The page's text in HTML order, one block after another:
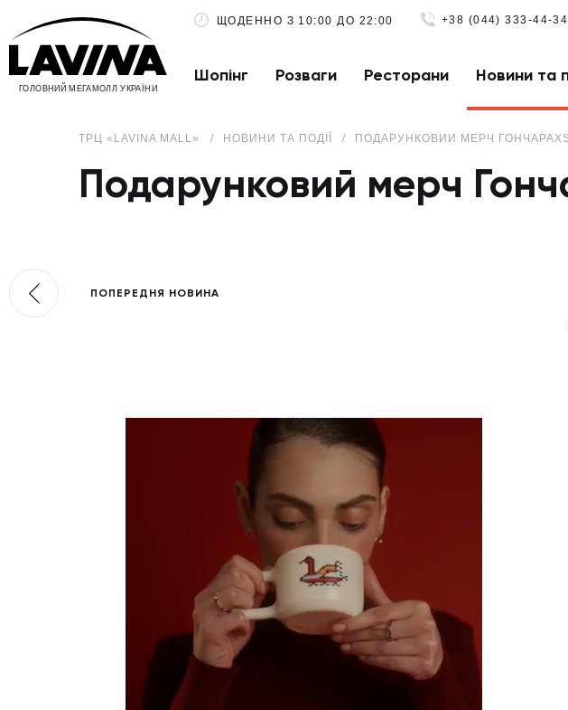
ГОЛОВНИЙ МЕГАМОЛЛ УКРАЇНИ
ЩОДЕННО З 10:00 ДО 22:00 +38 (044) 333-44-34
Шопінг Розваги Ресторани Новини та
ТРЦ «LAVINA MALL» НОВИНИ ТА ПОДІЇ ПОДАРУНКОВИЙ МЕРЧ
Подарунковий мерч
ПОПЕРЕДНЯ НОВИНА